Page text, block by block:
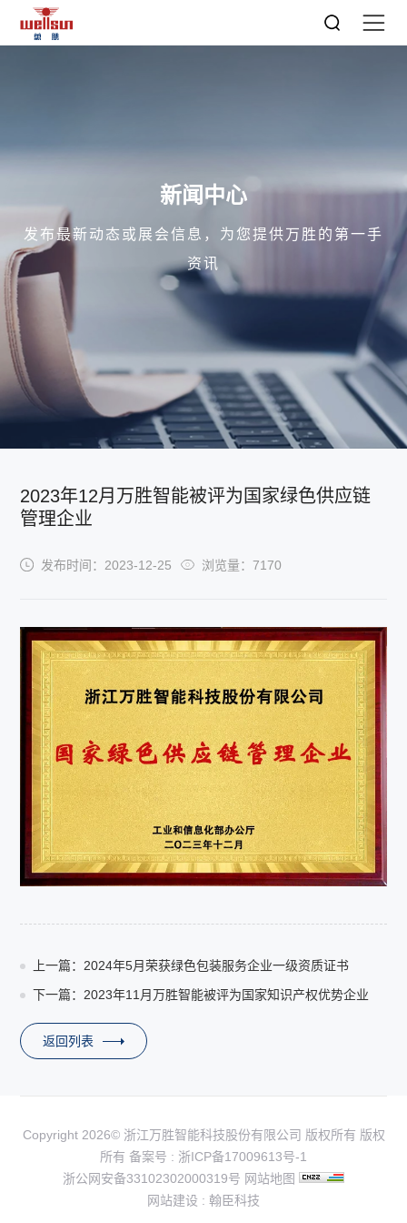
新闻中心
发布最新动态或展会信息，为您提供万胜的第一手
资讯
2023年12月万胜智能被评为国家绿色供应链
管理企业
发布时间：2023-12-25 浏览量：7170
上一篇：2024年5月荣获绿色包装服务企业一级资质证书
下一篇：2023年11月万胜智能被评为国家知识产权优势企业
返回列表
Copyright 2026© 浙江万胜智能科技股份有限公司 版权所有 版权
所有 备案号 : 浙ICP备17009613号-1
浙公网安备33102302000319号 网站地图
网站建设 : 翰臣科技